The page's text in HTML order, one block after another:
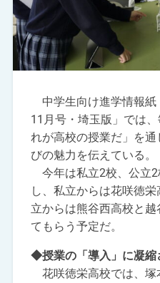
中学生向け進学情報紙
11月号・埼玉版」では
れが高校の授業だ」を
びの魅力を伝えている。
今年は私立2校、公立2
し、私立からは花咲徳
立からは熊谷西高校と
てもらう予定だ。
◆授業の「導入」に凝縮
花咲徳栄高校では、塚